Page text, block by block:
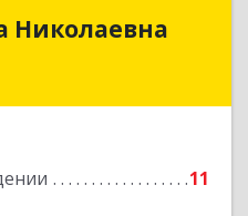
Николаевна
11